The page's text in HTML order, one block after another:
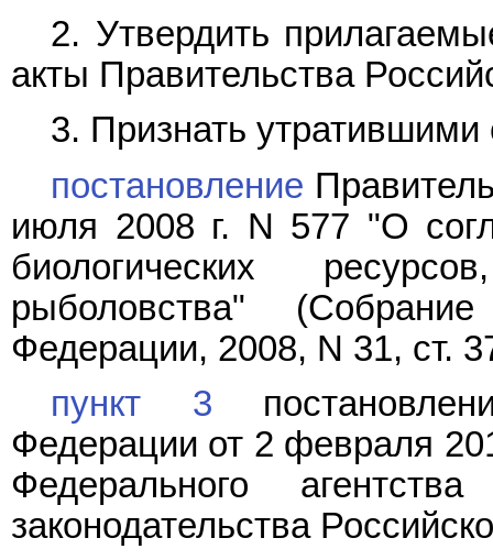
2. Утвердить
акты Правительства
3. Признать утратившими
постановление
июля 2008 г. N 577 "О
биологических
рыболовства" (Собрание
Федерации, 2008, N 31, ст.
пункт 3
Федерации от 2 февраля
Федерального
законодательства